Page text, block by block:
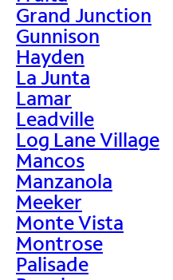
Grand Junction
Gunnison
Hayden
La Junta
Lamar
Leadville
Log Lane Village
Mancos
Manzanola
Meeker
Monte Vista
Montrose
Palisade